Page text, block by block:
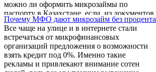
ссуду. Ситуацию можно исправить, если
вам удастся восстановить доверие
кредиторов. В статье расскажем, как это
можно сделать.
можно ли оформить микрозаймы по
паспорту в Казахстане, если, из документов,
у вас есть только паспорт. Будут
рассмотрены микрофинансовые
организации Республики Казахстан,
выдающие подобные займы, а так же
требования, которые они предъявляют к
своим заемщикам.
Почему МФО дают микрозайм без процента
Все чаще на улице и в интернете стали
встречаться от микрофинансовых
организаций предложения о возможности
взять кредит под 0%. Именно такие
рекламы и привлекают внимание сотен